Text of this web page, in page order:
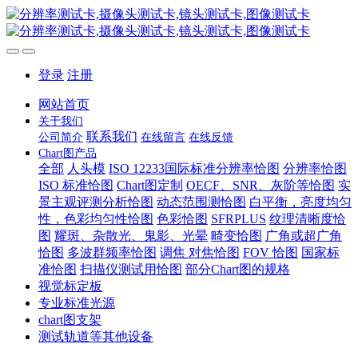
登录 注册
网站首页
关于我们
公司简介 联系我们 在线留言 在线反馈
Chart图产品
全部 人头模 ISO 12233国际标准分辨率恰图 分辨率恰图
ISO 标准恰图 Chart图定制 OECF、SNR、灰阶等恰图 实
景主观评测分析恰图 动态范围测恰图 白平衡，亮度均匀
性，色彩均匀性恰图 色彩恰图 SFRPLUS 纹理清晰度恰
图 耀斑、杂散光、鬼影、光晕 畸变恰图 广角或超广角
恰图 多波群频率恰图 调焦 对焦恰图 FOV 恰图 国家标
准恰图 扫描仪测试用恰图 部分Chart图的规格
视觉标定板
专业标准光源
chart图支架
测试轨道等其他设备